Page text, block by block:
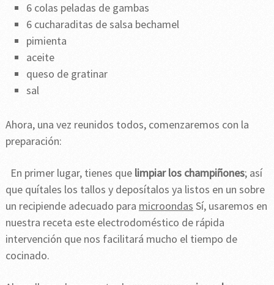
6 colas peladas de gambas
6 cucharaditas de salsa bechamel
pimienta
aceite
queso de gratinar
sal
Ahora, una vez reunidos todos, comenzaremos con la
preparación:
En primer lugar, tienes quelimpiar los champiñones; así
que quítales los tallos y deposítalos ya listos en un sobre
un recipiende adecuado para microondas Sí, usaremos en
nuestra receta este electrodoméstico de rápida
intervención que nos facilitará mucho el tiempo de
cocinado.